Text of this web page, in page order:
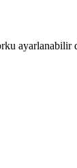
ayarlanabilir